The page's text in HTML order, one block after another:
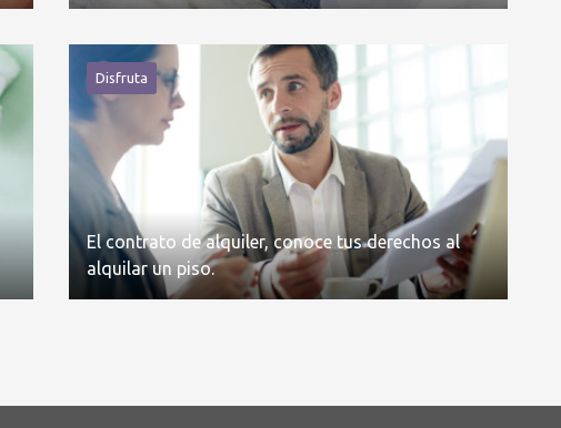
Disfruta
El contrato de alquiler, conoce tus derechos al
alquilar un piso.